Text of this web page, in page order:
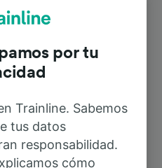
clientes de
nuestros viajeros
por tu
Trainline. Sabemos
tus datos
responsabilidad.
cómo